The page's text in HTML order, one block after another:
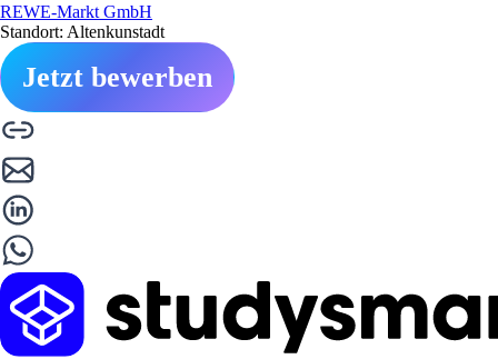
REWE-Markt GmbH
Standort: Altenkunstadt
Jetzt bewerben